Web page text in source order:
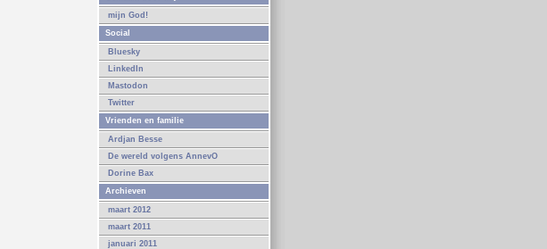
mijn God!
Social
Bluesky
LinkedIn
Mastodon
Twitter
Vrienden en familie
Ardjan Besse
De wereld volgens AnnevO
Dorine Bax
Archieven
maart 2012
maart 2011
januari 2011